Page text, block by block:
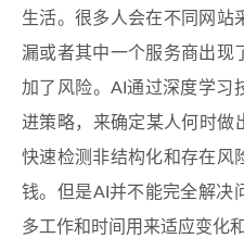
生活。很多人会在不同网站
漏或者其中一个服务商出现
加了风险。AI通过深度学习
进策略，来确定某人何时做
快速检测非结构化和存在风
钱。但是AI并不能完全解决
多工作和时间用来适应变化